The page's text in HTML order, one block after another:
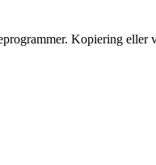
Kopiering